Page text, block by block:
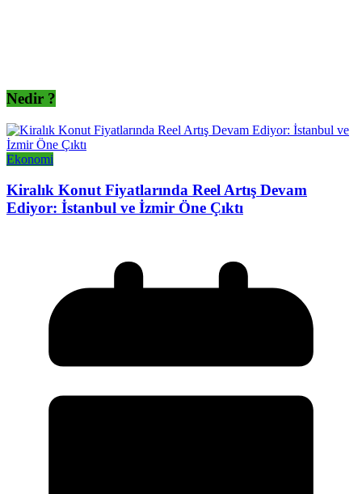
Nedir ?
Ekonomi
Kiralık Konut Fiyatlarında Reel Artış Devam
Ediyor: İstanbul ve İzmir Öne Çıktı